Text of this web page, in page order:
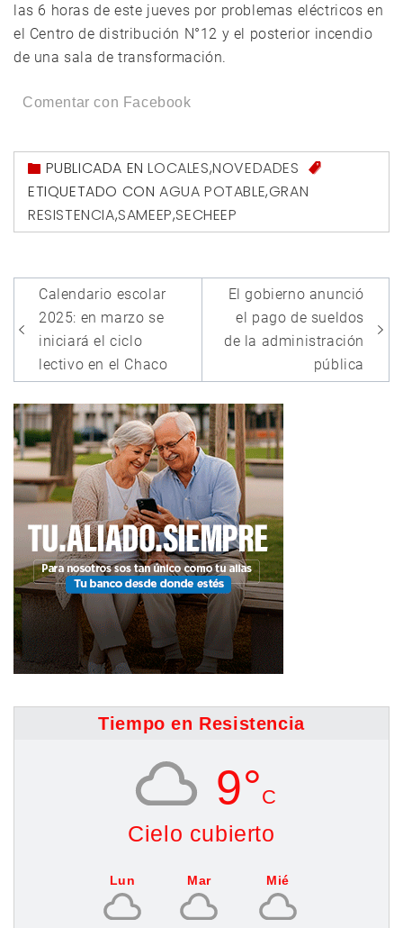
las 6 horas de este jueves por problemas eléctricos en
el Centro de distribución N°12 y el posterior incendio
de una sala de transformación.
Comentar con Facebook
PUBLICADA ENLOCALES,NOVEDADES
ETIQUETADO CON AGUA POTABLE,GRAN
RESISTENCIA,SAMEEP,SECHEEP
Navegación
de
entradas
Calendario escolar
2025: en marzo se
iniciará el ciclo
lectivo en el Chaco
El gobierno anunció
el pago de sueldos
de la administración
pública
Tiempo en Resistencia
9°C
Cielo cubierto
Lun Mar Mié